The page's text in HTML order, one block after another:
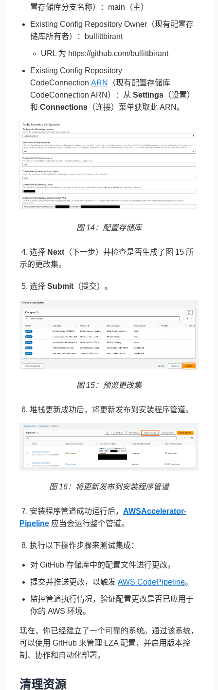
置存储库分支名称）：main（主）
Existing Config Repository Owner（现有配置存
储库所有者）：bullittbirant
URL 为 https://github.com/bullittbirant
Existing Config Repository
CodeConnection ARN
（现有配置存储库
CodeConnection ARN）：从 Settings （设置）
和 Connections （连接）菜单获取此 ARN。
图 14：配置存储库
4. 选择 Next （下一步）并检查是否生成了图 15 所
示的更改集。
5. 选择 Submit （提交）。
图 15：预览更改集
6. 堆栈更新成功后，将更新发布到安装程序管道。
图 16：将更新发布到安装程序管道
7. 安装程序管道成功运行后， AWSAccelerator-
Pipeline 应当会运行整个管道。
8. 执行以下操作步骤来测试集成：
对 GitHub 存储库中的配置文件进行更改。
提交并推送更改，以触发 AWS CodePipeline。
监控管道执行情况，验证配置更改是否已应用于
你的 AWS 环境。
现在，你已经建立了一个可靠的系统。通过该系统，
可以使用 GitHub 来管理 LZA 配置，并启用版本控
制、协作和自动化部署。
清理资源